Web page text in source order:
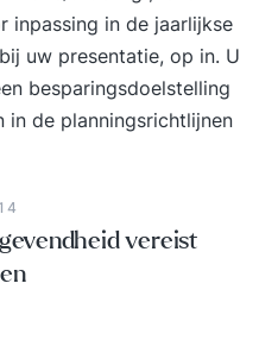
nodig dan een
in de training
Hoe zorg ik
binnen mijn
en conflicten
ik voor een gevoel
En hoe zorg ik
op één lijn blijven
vragen
die jij hebt. Deze
De training is
inpassing in de jaarlijkse
uw presentatie, op in. U
besparingsdoelstelling
in de planningsrichtlijnen
vereist